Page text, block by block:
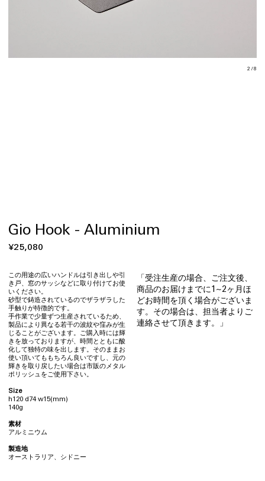
Gio Hook - Aluminium
通
価
格
¥25,080
この用途の広いハンドルは引き出しや引
き戸、窓のサッシなどに取り付けてお使
いください。
砂型で鋳造されているのでザラザラした
手触りが特徴的です。
手作業で少量ずつ生産されているため、
製品により異なる若干の波紋や窪みが生
じることがございます。ご購入時には輝
きを放っておりますが、時間とともに酸
化して独特の味を出します。そのままお
使い頂いてももちろん良いですし、元の
輝きを取り戻したい場合は市販のメタル
ポリッシュをご使用下さい。
Size
h120 d74 w15(mm)
140g
素材
アルミニウム
製造地
オーストラリア、シドニー
「受注生産の場合、ご注文後、
商品のお届けまでに1~2ヶ月ほ
どお時間を頂く場合がございま
す。その場合は、担当者よりご
連絡させて頂きます。」
2 / 8